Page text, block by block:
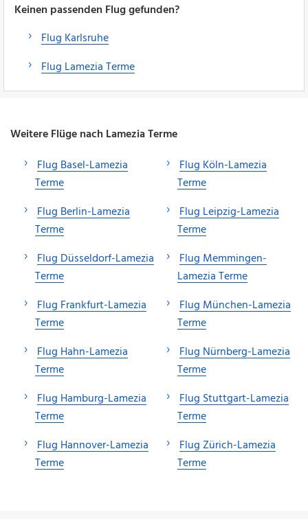
Keinen passenden Flug gefunden?
Flug Karlsruhe
Flug Lamezia Terme
Weitere Flüge nach Lamezia Terme
Flug Basel-Lamezia
Terme
Flug Berlin-Lamezia
Terme
Flug Düsseldorf-Lamezia
Terme
Flug Frankfurt-Lamezia
Terme
Flug Hahn-Lamezia
Terme
Flug Hamburg-Lamezia
Terme
Flug Hannover-Lamezia
Terme
Flug Köln-Lamezia
Terme
Flug Leipzig-Lamezia
Terme
Flug Memmingen-
Lamezia Terme
Flug München-Lamezia
Terme
Flug Nürnberg-Lamezia
Terme
Flug Stuttgart-Lamezia
Terme
Flug Zürich-Lamezia
Terme